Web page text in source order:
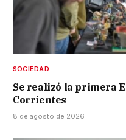
SOCIEDAD
Se realizó la primera
Corrientes
8 de agosto de 2026